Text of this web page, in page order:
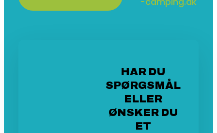
HAR DU
SPØRGSMÅL
ELLER
ØNSKER DU
ET